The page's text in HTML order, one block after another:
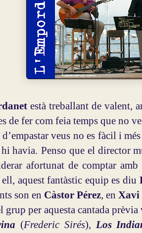
està treballant de valent,
de fer com feia temps que no
veus no es fàcil i
havia. Penso que el director
afortunat de comptar
aquest fantàstic equip es diu
son en Càstor Pérez, en Xavi
grup per aquesta cantada prèvia
(Frederic Sirés), Los